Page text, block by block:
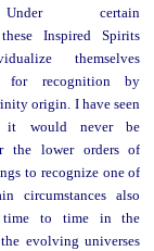
Under certain
Inspired Spirits
themselves
for recognition by
origin. I have seen
it would never be
the lower orders of
to recognize one of
circumstances also
time to time in the
evolving universes